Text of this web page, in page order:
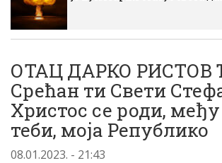
ОТАЦ ДАРКО РИСТОВ
Срећан ти Свети
Христос се роди,
теби, моја Републико
08.01.2023. - 21:43